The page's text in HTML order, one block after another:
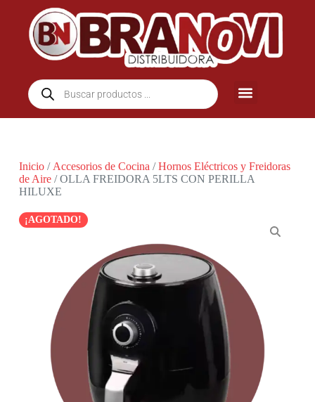
Inicio/ Accesorios de Cocina /Hornos Eléctricos y Freidoras
de Aire/ OLLA FREIDORA 5LTS CON PERILLA
HILUXE
¡AGOTADO!